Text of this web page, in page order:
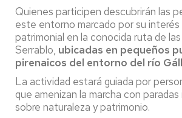
Quienes participen descubrirán las
este entorno marcado por su
patrimonial en la conocida ruta de
Serrablo, ubicadas en pequeños
pirenaicos del entorno del río
La actividad estará guiada por
que amenizan la marcha con
sobre naturaleza y patrimonio.